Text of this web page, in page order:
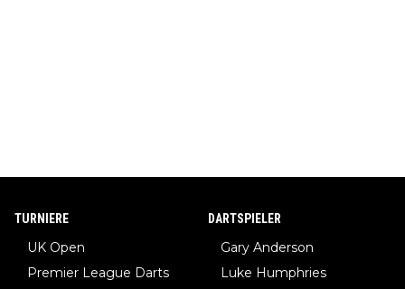
TURNIERE
UK Open
Premier League Darts
DARTSPIELER
Gary Anderson
Luke Humphries